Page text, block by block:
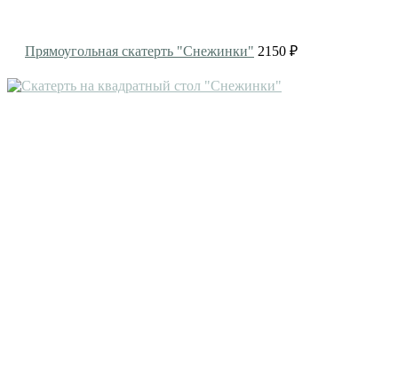
Прямоугольная скатерть "Снежинки" 2150 ₽